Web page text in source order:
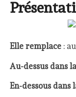
Elle remplace :
Au-dessus dans
En-dessous dans